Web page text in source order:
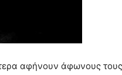
αφήνουν άφωνους